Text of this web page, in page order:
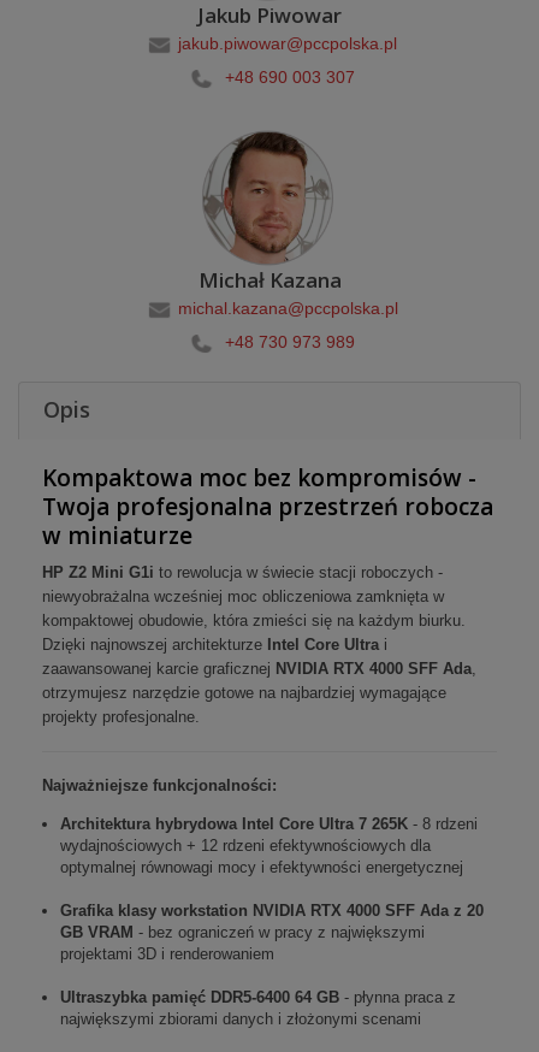
Jakub Piwowar
jakub.piwowar@pccpolska.pl
+48 690 003 307
Michał Kazana
michal.kazana@pccpolska.pl
+48 730 973 989
Opis
Kompaktowa moc bez kompromisów -
Twoja profesjonalna przestrzeń robocza
w miniaturze
HP Z2 Mini G1i to rewolucja w świecie stacji roboczych -
niewyobrażalna wcześniej moc obliczeniowa zamknięta w
kompaktowej obudowie, która zmieści się na każdym biurku.
Dzięki najnowszej architekturze Intel Core Ultrai
zaawansowanej karcie graficznej NVIDIA RTX 4000 SFF Ada,
otrzymujesz narzędzie gotowe na najbardziej wymagające
projekty profesjonalne.
Najważniejsze funkcjonalności:
Architektura hybrydowa Intel Core Ultra 7 265K - 8 rdzeni
wydajnościowych + 12 rdzeni efektywnościowych dla
optymalnej równowagi mocy i efektywności energetycznej
Grafika klasy workstation NVIDIA RTX 4000 SFF Ada z 20
GB VRAM - bez ograniczeń w pracy z największymi
projektami 3D i renderowaniem
Ultraszybka pamięć DDR5-6400 64 GB - płynna praca z
największymi zbiorami danych i złożonymi scenami